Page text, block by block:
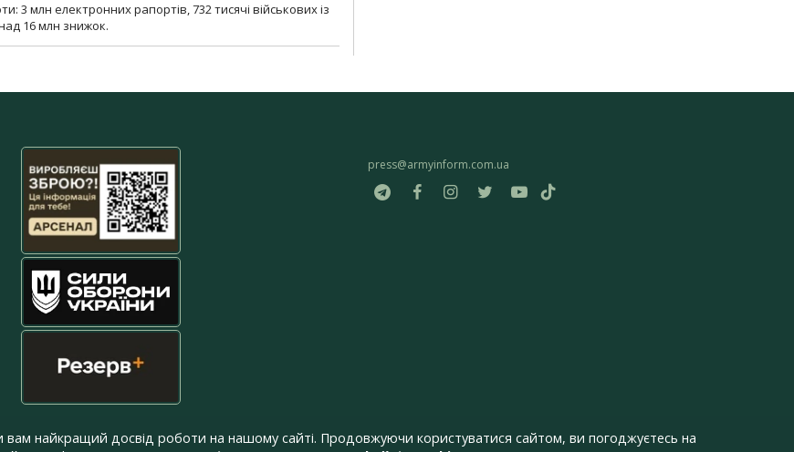
3 млн електронних рапортів, 732 тисячі військових із
16 млн знижок.
press@armyinform.com.ua
найкращий досвід роботи на нашому сайті. Продовжуючи користуватися сайтом, ви погоджуєтесь на